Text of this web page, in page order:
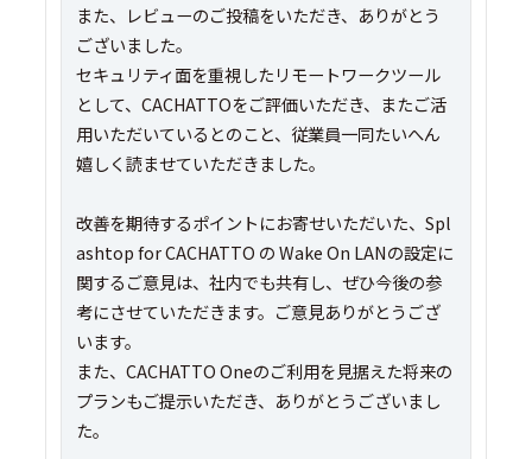
また、レビューのご投稿をいただき、ありがとう
ございました。
セキュリティ面を重視したリモートワークツール
として、CACHATTOをご評価いただき、またご活
用いただいているとのこと、従業員一同たいへん
嬉しく読ませていただきました。
改善を期待するポイントにお寄せいただいた、Spl
ashtop for CACHATTO の Wake On LANの設定に
関するご意見は、社内でも共有し、ぜひ今後の参
考にさせていただきます。ご意見ありがとうござ
います。
また、CACHATTO Oneのご利用を見据えた将来の
プランもご提示いただき、ありがとうございまし
た。